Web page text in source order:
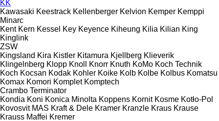
KK
Kawasaki Keestrack Kellenberger Kelvion Kemper Kemppi
Minarc
Kent Kern Kessel Key Keyence Kiheung Kilia Kilian King
Kinglink
ZSW
Kingsland Kira Kistler Kitamura Kjellberg Klieverik
Klingelnberg Klopp Knoll Knorr Knuth KoMo Koch Technik
Koch Kocsan Kodak Kohler Koike Kolb Kolbe Kolbus Komatsu
Komax Komori Komplet Komptech
Crambo Terminator
Kondia Koni Konica Minolta Koppens Kornit Kosme Kotło-Pol
Kovosvit MAS Kraft & Dele Kramer Kranzle Kraus Krause
Krauss Maffei Kremer